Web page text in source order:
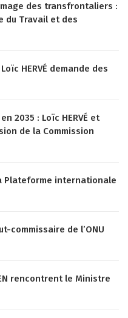
des transfrontaliers :
du Travail et des
HERVÉ demande des
2035 : Loïc HERVÉ et
de la Commission
Plateforme internationale
commissaire de l’ONU
rencontrent le Ministre